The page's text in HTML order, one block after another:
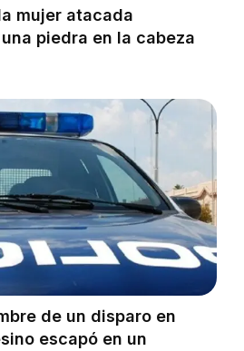
mujer atacada
piedra en la cabeza
de un disparo en
escapó en un